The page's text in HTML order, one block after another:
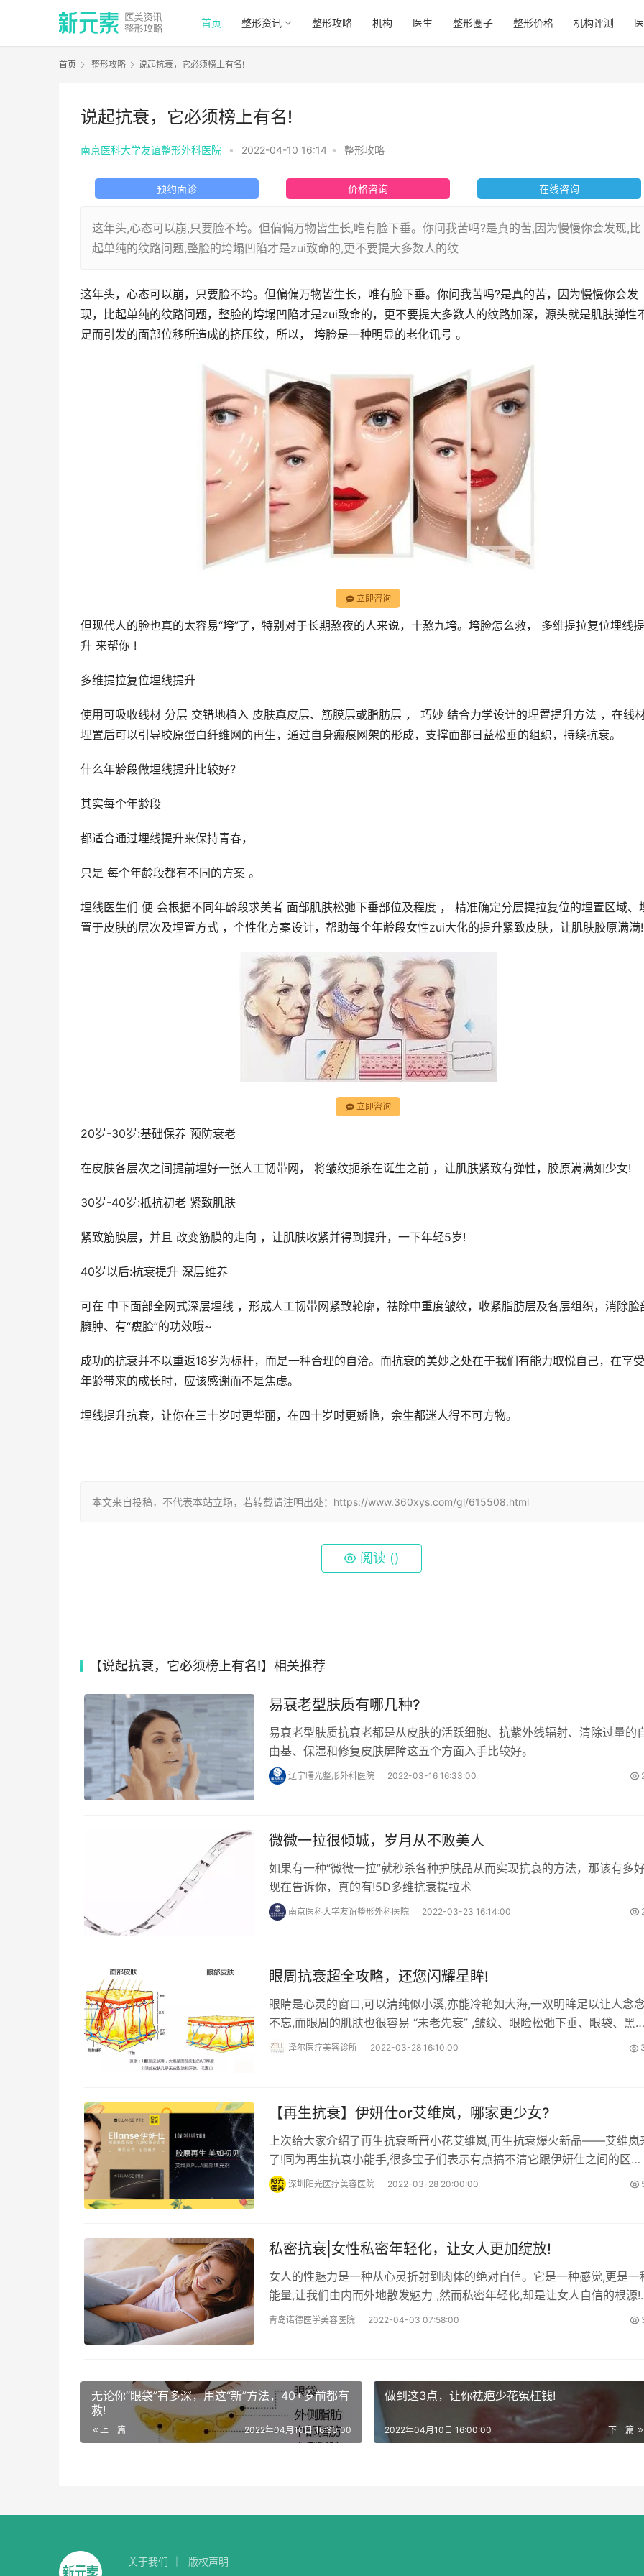
首页 整形资讯 整形攻略 机构 医生 整形圈子 整形价格 机构评测
首页 整形攻略 说起抗衰，它必须榜上有名!
说起抗衰，它必须榜上有名!
南京医科大学友谊整形外科医院 • 2022-04-10 16:14 • 整形攻略
预约面诊 价格咨询 在线咨询
这年头,心态可以崩,只要脸不垮。但偏偏万物皆生长,唯有脸下垂。你问我苦吗?是真的苦,因为慢慢你会发现,比
起单纯的纹路问题,整脸的垮塌凹陷才是zui致命的,更不要提大多数人的纹
这年头，心态可以崩，只要脸不垮。但偏偏万物皆生长，唯有脸下垂。你问我苦吗?是真的苦，因为慢慢你会发
现，比起单纯的纹路问题，整脸的垮塌凹陷才是zui致命的，更不要提大多数人的纹路加深，源头就是肌肤弹性
足而引发的面部位移所造成的挤压纹，所以， 垮脸是一种明显的老化讯号 。
立即咨询
但现代人的脸也真的太容易“垮”了，特别对于长期熬夜的人来说，十熬九垮。垮脸怎么救， 多维提拉复位埋线提
升 来帮你 !
多维提拉复位埋线提升
使用可吸收线材 分层 交错地植入 皮肤真皮层、筋膜层或脂肪层 ， 巧妙 结合力学设计的埋置提升方法 ，在线
埋置后可以引导胶原蛋白纤维网的再生，通过自身瘢痕网架的形成，支撑面部日益松垂的组织，持续抗衰。
什么年龄段做埋线提升比较好?
其实每个年龄段
都适合通过埋线提升来保持青春，
只是 每个年龄段都有不同的方案 。
埋线医生们 便 会根据不同年龄段求美者 面部肌肤松弛下垂部位及程度 ， 精准确定分层提拉复位的埋置区域、
置于皮肤的层次及埋置方式 ，个性化方案设计，帮助每个年龄段女性zui大化的提升紧致皮肤，让肌肤胶原满满!
立即咨询
20岁-30岁:基础保养 预防衰老
在皮肤各层次之间提前埋好一张人工韧带网， 将皱纹扼杀在诞生之前 ，让肌肤紧致有弹性，胶原满满如少女!
30岁-40岁:抵抗初老 紧致肌肤
紧致筋膜层，并且 改变筋膜的走向 ，让肌肤收紧并得到提升，一下年轻5岁!
40岁以后:抗衰提升 深层维养
可在 中下面部全网式深层埋线 ，形成人工韧带网紧致轮廓，祛除中重度皱纹，收紧脂肪层及各层组织，消除脸
臃肿、有“瘦脸”的功效哦~
成功的抗衰并不以重返18岁为标杆，而是一种合理的自洽。而抗衰的美妙之处在于我们有能力取悦自己，在享受
年龄带来的成长时，应该感谢而不是焦虑。
埋线提升抗衰，让你在三十岁时更华丽，在四十岁时更娇艳，余生都迷人得不可方物。
本文来自投稿，不代表本站立场，若转载请注明出处：https://www.360xys.com/gl/615508.html
阅读 ()
【说起抗衰，它必须榜上有名!】相关推荐
易衰老型肤质有哪几种?
易衰老型肤质抗衰老都是从皮肤的活跃细胞、抗紫外线辐射、清除过量的
由基、保湿和修复皮肤屏障这五个方面入手比较好。
辽宁曙光整形外科医院 2022-03-16 16:33:00
微微一拉很倾城，岁月从不败美人
如果有一种“微微一拉”就秒杀各种护肤品从而实现抗衰的方法，那该有多
现在告诉你，真的有!5D多维抗衰提拉术
南京医科大学友谊整形外科医院 2022-03-23 16:14:00
眼周抗衰超全攻略，还您闪耀星眸!
眼睛是心灵的窗口,可以清纯似小溪,亦能冷艳如大海,一双明眸足以让人念念
不忘,而眼周的肌肤也很容易 “未老先衰” ,皱纹、眼睑松弛下垂、眼袋、黑眼
圈等等各类问题,让我们的双
泽尔医疗美容诊所 2022-03-28 16:10:00
【再生抗衰】伊妍仕or艾维岚，哪家更少女?
上次给大家介绍了再生抗衰新晋小花艾维岚,再生抗衰爆火新品——艾维岚
了!同为再生抗衰小能手,很多宝子们表示有点搞不清它跟伊妍仕之间的区
别。这不,今天就给大家赶紧安排
深圳阳光医疗美容医院 2022-03-28 20:00:00
私密抗衰|女性私密年轻化，让女人更加绽放!
女人的性魅力是一种从心灵折射到肉体的绝对自信。它是一种感觉,更是一
能量,让我们由内而外地散发魅力 ,然而私密年轻化,却是让女人自信的根源!
么私密年轻化到底是什么?
青岛诺德医学美容医院 2022-04-03 07:58:00
无论你“眼袋”有多深，用这“新”方法，40+岁前都有
救!
上一篇 2022年04月10日 16:30:00
做到这3点，让你祛疤少花冤枉钱!
下一篇
2022年04月10日 16:00:00
关于我们 版权声明